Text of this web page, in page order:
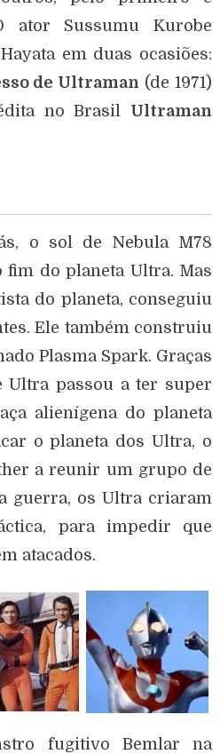
ator Sussumu Kurobe
em duas ocasiões:
de Ultraman (de 1971)
no Brasil Ultraman
o sol de Nebula M78
fim do planeta Ultra. Mas
do planeta, conseguiu
Ele também construiu
Plasma Spark. Graças
Ultra passou a ter super
alienígena do planeta
o planeta dos Ultra, o
a reunir um grupo de
guerra, os Ultra criaram
para impedir que
atacados.
fugitivo Bemlar na